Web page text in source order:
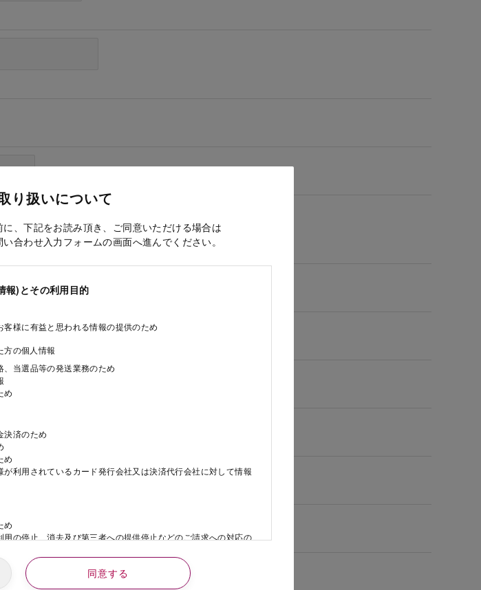
り扱いについて
、下記をお読み頂き、ご同意いただける場合は
合わせ入力フォームの画面へ進んでください。
報)とその利用目的
様に有益と思われる情報の提供のため
方の個人情報
、当選品等の発送業務のため
め
決済のため
め
利用されているカード発行会社又は決済代行会社に対して情報
め
の停止、消去及び第三者への提供停止などのご請求への対応の
同意する
いします）